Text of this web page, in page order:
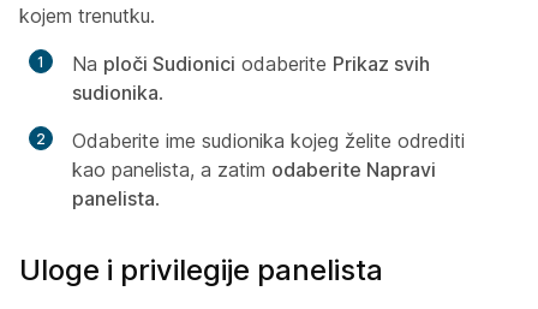
kojem trenutku.
Na ploči Sudionici odaberite Prikaz svih
sudionika.
Odaberite ime sudionika kojeg želite odrediti
kao panelista, a zatim odaberite Napravi
panelista.
Uloge i privilegije panelista